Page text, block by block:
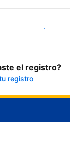
Empezar ahora
el registro?
registro